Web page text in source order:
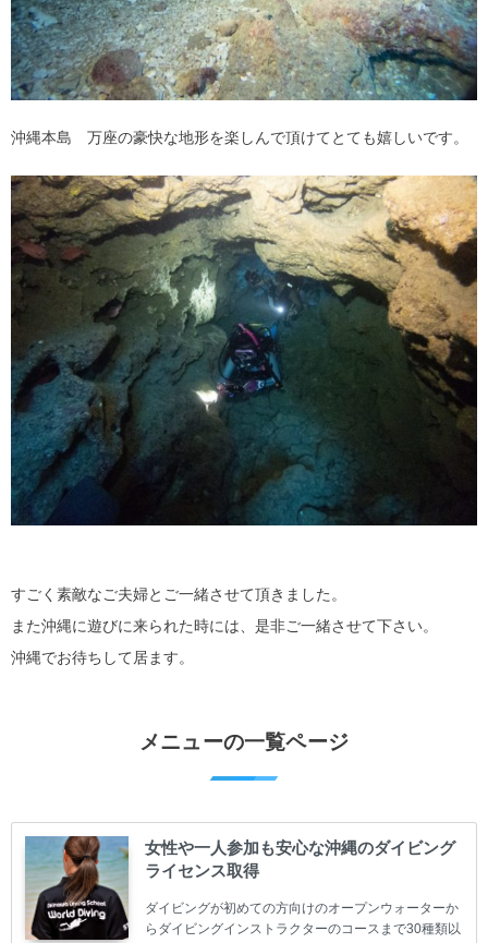
沖縄本島 万座の豪快な地形を楽しんで頂けてとても嬉しいです。
すごく素敵なご夫婦とご一緒させて頂きました。
また沖縄に遊びに来られた時には、是非ご一緒させて下さい。
沖縄でお待ちして居ます。
メニューの一覧ページ
女性や一人参加も安心な沖縄のダイビング
ライセンス取得
ダイビングが初めての方向けのオープンウォーターか
らダイビングインストラクターのコースまで30種類以